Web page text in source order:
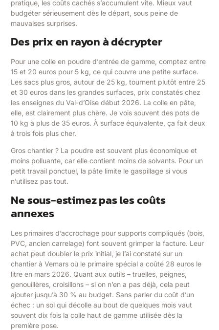
pratique, les coûts cachés s’accumulent vite. Mieux vaut
budgéter sérieusement dès le départ, sous peine de
mauvaises surprises.
Des prix en rayon à décrypter
Pour une colle en poudre d’entrée de gamme, comptez entre
15 et 20 euros pour 5 kg, ce qui couvre une petite surface.
Les sacs plus gros, autour de 25 kg, tournent plutôt entre 25
et 30 euros dans les grandes surfaces, prix constatés chez
les enseignes du Val-d’Oise début 2026. La colle en pâte,
elle, est clairement plus chère. Je vois souvent des pots de
10 kg à plus de 35 euros. À surface équivalente, ça fait deux
à trois fois plus cher.
Gros chantier ? La poudre est souvent plus économique et
moins polluante, car elle contient moins de solvants. Pour un
petit travail ponctuel, la pâte limite le gaspillage si vous
n’utilisez pas tout.
Ne sous-estimez pas les coûts
annexes
Les primaires d’accrochage pour supports compliqués (bois,
PVC, ancien carrelage) font souvent grimper la facture. Leur
achat peut doubler le prix initial, je l’ai constaté sur un
chantier à Vemars où le primaire spécial a coûté 28 euros le
litre en mars 2026. Quant aux outils – truelles, peignes,
genouillères, croisillons – si on n’en a pas déjà, cela peut
ajouter jusqu’à 30 % au budget. Sans parler du coût d’un
échec : un sol qui décolle au bout de quelques mois vaut
souvent dix fois la colle haut de gamme utilisée dès la
première pose.